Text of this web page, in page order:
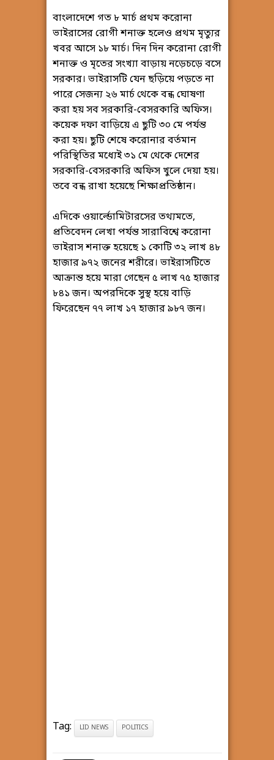
বাংলাদেশে গত ৮ মার্চ প্রথম করোনা
ভাইরাসের রোগী শনাক্ত হলেও প্রথম মৃত্যুর
খবর আসে ১৮ মার্চ। দিন দিন করোনা রোগী
শনাক্ত ও মৃতের সংখ্যা বাড়ায় নড়েচড়ে বসে
সরকার। ভাইরাসটি যেন ছড়িয়ে পড়তে না
পারে সেজন্য ২৬ মার্চ থেকে বন্ধ ঘোষণা
করা হয় সব সরকারি-বেসরকারি অফিস।
কয়েক দফা বাড়িয়ে এ ছুটি ৩০ মে পর্যন্ত
করা হয়। ছুটি শেষে করোনার বর্তমান
পরিস্থিতির মধ্যেই ৩১ মে থেকে দেশের
সরকারি-বেসরকারি অফিস খুলে দেয়া হয়।
তবে বন্ধ রাখা হয়েছে শিক্ষাপ্রতিষ্ঠান।
এদিকে ওয়ার্ল্ডোমিটারসের তথ্যমতে,
প্রতিবেদন লেখা পর্যন্ত সারাবিশ্বে করোনা
ভাইরাস শনাক্ত হয়েছে ১ কোটি ৩২ লাখ ৪৮
হাজার ৯৭২ জনের শরীরে। ভাইরাসটিতে
আক্রান্ত হয়ে মারা গেছেন ৫ লাখ ৭৫ হাজার
৮৪১ জন। অপরদিকে সুস্থ হয়ে বাড়ি
ফিরেছেন ৭৭ লাখ ১৭ হাজার ৯৮৭ জন।
Tag: LID NEWS POLITICS